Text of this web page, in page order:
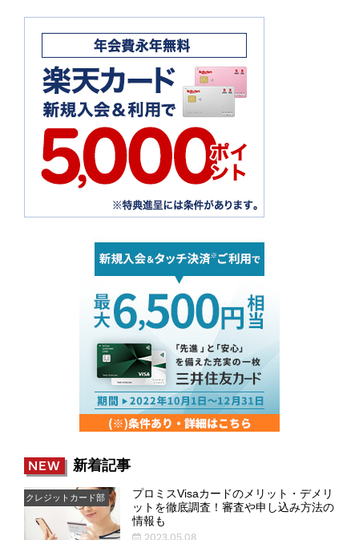
NEW 新着記事
クレジットカード部
プロミスVisaカードのメリット・デメリ
ットを徹底調査！審査や申し込み方法の
情報も
2023.05.08